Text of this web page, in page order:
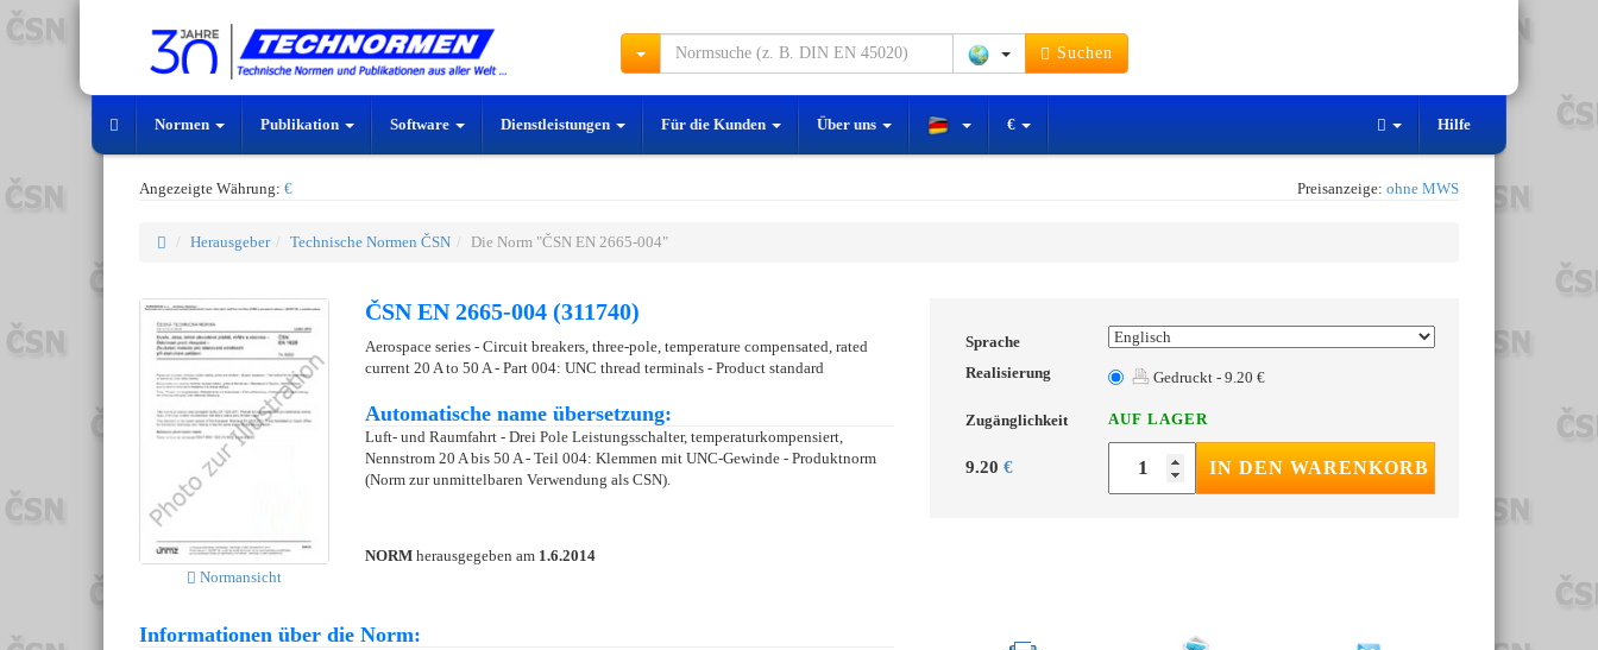
Suchen
Normen Publikation Software Dienstleistungen Für die Kunden Über uns € Hilfe
Angezeigte Währung: € Preisanzeige: ohne MWS
Herausgeber Technische Normen ČSN Die Norm "ČSN EN 2665-004"
Normansicht
ČSN EN 2665-004 (311740)
Aerospace series - Circuit breakers, three-pole, temperature compensated, rated
current 20 A to 50 A - Part 004: UNC thread terminals - Product standard
Automatische name übersetzung:
Luft- und Raumfahrt - Drei Pole Leistungsschalter, temperaturkompensiert,
Nennstrom 20 A bis 50 A - Teil 004: Klemmen mit UNC-Gewinde - Produktnorm
(Norm zur unmittelbaren Verwendung als CSN).
NORM herausgegeben am 1.6.2014
Sprache
Realisierung
Gedruckt - 9.20 €
Zugänglichkeit AUF LAGER
9.20 € IN DEN WARENKORB
Informationen über die Norm: